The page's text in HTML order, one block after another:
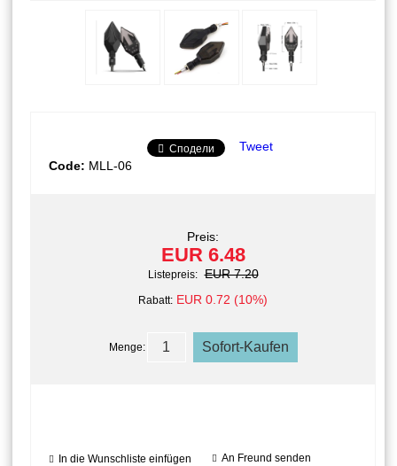
Сподели
Tweet
Code: MLL-06
Preis:
EUR 6.48
Listepreis: EUR 7.20
Rabatt: EUR 0.72 (10%)
Menge:
In die Wunschliste einfügen
An Freund senden